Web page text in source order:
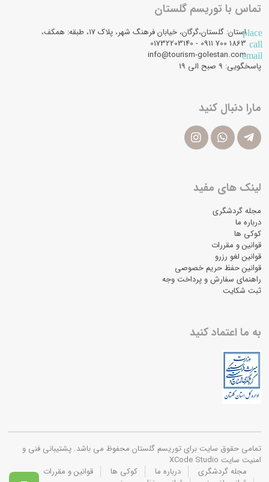
تماس با توریسم گلستان
placeاستان: گلستان،گرگان، خیابان فرهنگ شهر، پلاک 17، طبقه: همکف،
call
email
info@tourism-golestan.com
پاسخگویی: ۹ صبح الی 19
مارا دنبال کنید
لینک های مفید
مجله گردشگری
درباره ما
کوکی ها
قوانین و مقررات
قوانین لغو رزرو
قوانین حفظ حریم خصوصی
راهنمای سفارش و پرداخت وجه
ثبت شکایت
به ما اعتماد کنید
تمامی حقوق سایت برای توریسم گلستان محفوظ می باشد. پشتیبانی فنی و
امنیت سایت XCode Studio
مجله گردشگری
درباره ما کوکی ها
قوانین و مقررات